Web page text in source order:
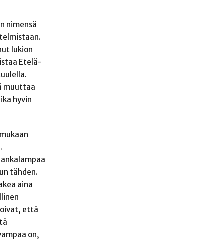
nimensä
lukion
Etelä-
muuttaa
hyvin
tähden.
aina
että
on,